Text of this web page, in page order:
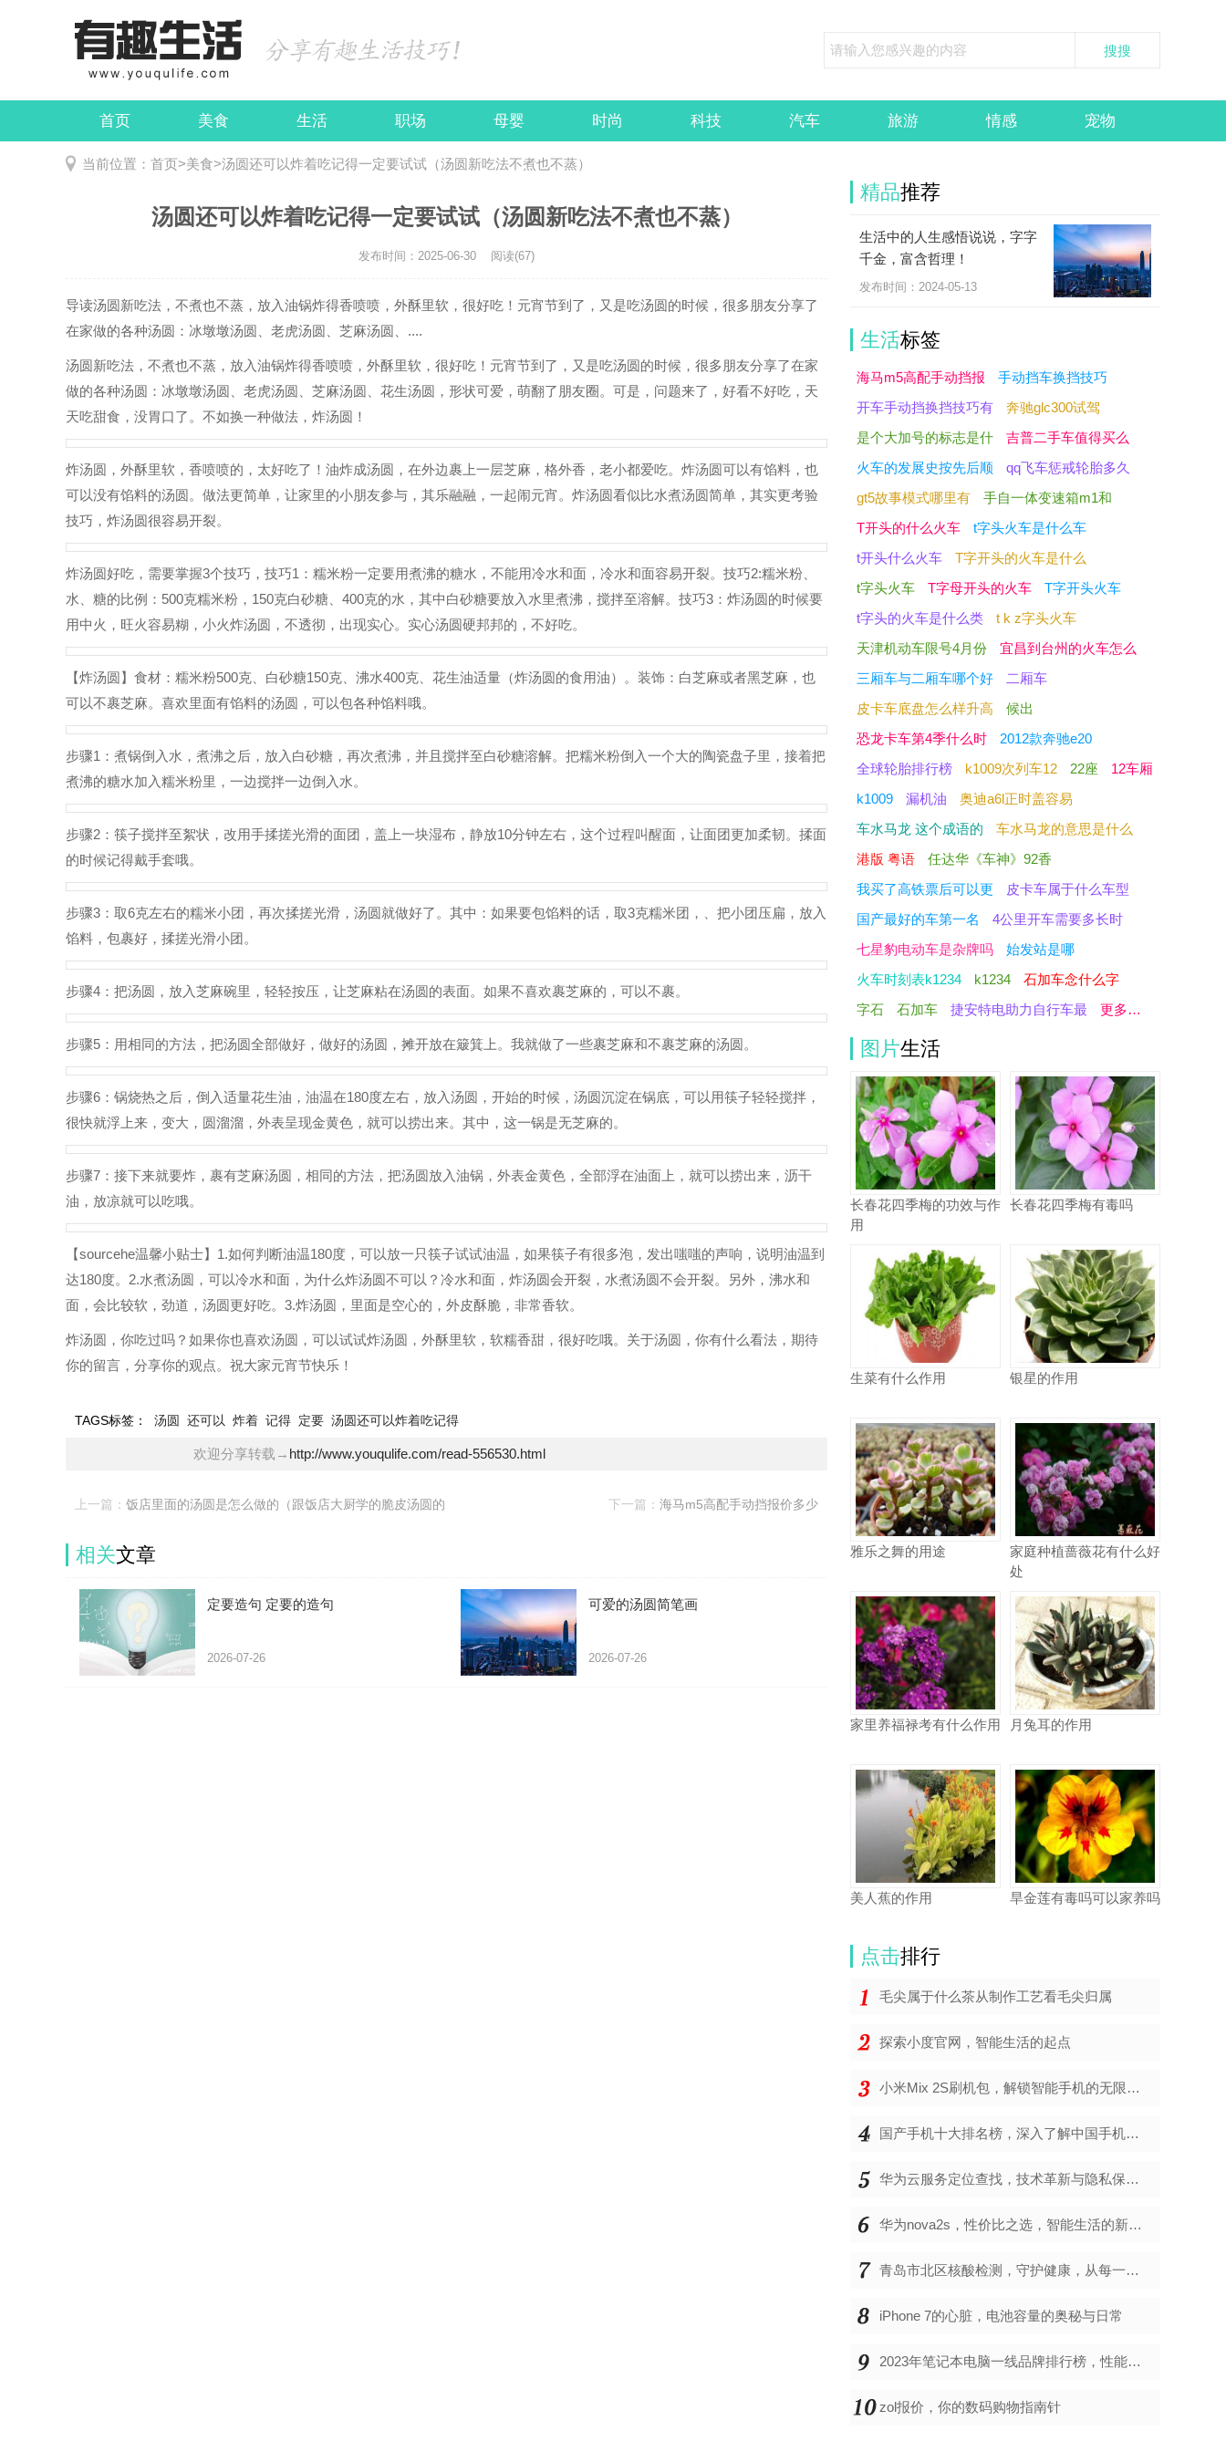
首页 美食 生活 职场 母婴 时尚 科技 汽车 旅游 情感 宠物
娱乐 民俗
当前位置： 首页>美食>汤圆还可以炸着吃记得一定要试试（汤圆新吃法不煮也不蒸）
汤圆还可以炸着吃记得一定要试试（汤圆新吃法不煮也不蒸）
发布时间：2025-06-30 阅读(67)
导读汤圆新吃法，不煮也不蒸，放入油锅炸得香喷喷，外酥里软，很好吃！元宵节到了，又是吃汤圆的时候，很多朋友分享了
在家做的各种汤圆：冰墩墩汤圆、老虎汤圆、芝麻汤圆、....
汤圆新吃法，不煮也不蒸，放入油锅炸得香喷喷，外酥里软，很好吃！元宵节到了，又是吃汤圆的时候，很多朋友分享了在家
做的各种汤圆：冰墩墩汤圆、老虎汤圆、芝麻汤圆、花生汤圆，形状可爱，萌翻了朋友圈。可是，问题来了，好看不好吃，天
天吃甜食，没胃口了。不如换一种做法，炸汤圆！
炸汤圆，外酥里软，香喷喷的，太好吃了！油炸成汤圆，在外边裹上一层芝麻，格外香，老小都爱吃。炸汤圆可以有馅料，也
可以没有馅料的汤圆。做法更简单，让家里的小朋友参与，其乐融融，一起闹元宵。炸汤圆看似比水煮汤圆简单，其实更考验
技巧，炸汤圆很容易开裂。
炸汤圆好吃，需要掌握3个技巧，技巧1：糯米粉一定要用煮沸的糖水，不能用冷水和面，冷水和面容易开裂。技巧2:糯米粉、
水、糖的比例：500克糯米粉，150克白砂糖、400克的水，其中白砂糖要放入水里煮沸，搅拌至溶解。技巧3：炸汤圆的时候要
用中火，旺火容易糊，小火炸汤圆，不透彻，出现实心。实心汤圆硬邦邦的，不好吃。
【炸汤圆】食材：糯米粉500克、白砂糖150克、沸水400克、花生油适量（炸汤圆的食用油）。装饰：白芝麻或者黑芝麻，也
可以不裹芝麻。喜欢里面有馅料的汤圆，可以包各种馅料哦。
步骤1：煮锅倒入水，煮沸之后，放入白砂糖，再次煮沸，并且搅拌至白砂糖溶解。把糯米粉倒入一个大的陶瓷盘子里，接着把
煮沸的糖水加入糯米粉里，一边搅拌一边倒入水。
步骤2：筷子搅拌至絮状，改用手揉搓光滑的面团，盖上一块湿布，静放10分钟左右，这个过程叫醒面，让面团更加柔韧。揉面
的时候记得戴手套哦。
步骤3：取6克左右的糯米小团，再次揉搓光滑，汤圆就做好了。其中：如果要包馅料的话，取3克糯米团，、把小团压扁，放入
馅料，包裹好，揉搓光滑小团。
步骤4：把汤圆，放入芝麻碗里，轻轻按压，让芝麻粘在汤圆的表面。如果不喜欢裹芝麻的，可以不裹。
步骤5：用相同的方法，把汤圆全部做好，做好的汤圆，摊开放在簸箕上。我就做了一些裹芝麻和不裹芝麻的汤圆。
步骤6：锅烧热之后，倒入适量花生油，油温在180度左右，放入汤圆，开始的时候，汤圆沉淀在锅底，可以用筷子轻轻搅拌，
很快就浮上来，变大，圆溜溜，外表呈现金黄色，就可以捞出来。其中，这一锅是无芝麻的。
步骤7：接下来就要炸，裹有芝麻汤圆，相同的方法，把汤圆放入油锅，外表金黄色，全部浮在油面上，就可以捞出来，沥干
油，放凉就可以吃哦。
【sourcehe温馨小贴士】1.如何判断油温180度，可以放一只筷子试试油温，如果筷子有很多泡，发出嗤嗤的声响，说明油温到
达180度。2.水煮汤圆，可以冷水和面，为什么炸汤圆不可以？冷水和面，炸汤圆会开裂，水煮汤圆不会开裂。另外，沸水和
面，会比较软，劲道，汤圆更好吃。3.炸汤圆，里面是空心的，外皮酥脆，非常香软。
炸汤圆，你吃过吗？如果你也喜欢汤圆，可以试试炸汤圆，外酥里软，软糯香甜，很好吃哦。关于汤圆，你有什么看法，期待
你的留言，分享你的观点。祝大家元宵节快乐！
TAGS标签： 汤圆 还可以 炸着 记得 定要 汤圆还可以炸着吃记得
欢迎分享转载→ http://www.youqulife.com/read-556530.html
上一篇： 饭店里面的汤圆是怎么做的（跟饭店大厨学的脆皮汤圆的
下一篇： 海马m5高配手动挡报价多少
相关文章
定要造句 定要的造句
2026-07-26
可爱的汤圆简笔画
2026-07-26
精品推荐
生活中的人生感悟说说，字字
千金，富含哲理！
发布时间：2024-05-13
生活标签
海马m5高配手动挡报
手动挡车换挡技巧
开车手动挡换挡技巧有
奔驰glc300试驾
是个大加号的标志是什
吉普二手车值得买么
火车的发展史按先后顺
qq飞车惩戒轮胎多久
gt5故事模式哪里有
手自一体变速箱m1和
T开头的什么火车
t字头火车是什么车
t开头什么火车
T字开头的火车是什么
t字头火车
T字母开头的火车
T字开头火车
t字头的火车是什么类
t k z字头火车
天津机动车限号4月份
宜昌到台州的火车怎么
三厢车与二厢车哪个好
二厢车
皮卡车底盘怎么样升高
候出
恐龙卡车第4季什么时
2012款奔驰e20
全球轮胎排行榜
k1009次列车12 22座
12车厢
k1009
漏机油
奥迪a6l正时盖容易
车水马龙 这个成语的
车水马龙的意思是什么
港版 粤语
任达华《车神》92香
我买了高铁票后可以更
皮卡车属于什么车型
国产最好的车第一名
4公里开车需要多长时
七星豹电动车是杂牌吗
始发站是哪
火车时刻表k1234
k1234
石加车念什么字
字石
石加车 捷安特电助力自行车最 更多…
图片生活
长春花四季梅的功效与作
用
长春花四季梅有毒吗
生菜有什么作用 银星的作用
雅乐之舞的用途
家庭种植蔷薇花有什么好
处
家里养福禄考有什么作用 月兔耳的作用
美人蕉的作用 旱金莲有毒吗可以家养吗
点击排行
毛尖属于什么茶从制作工艺看毛尖归属
探索小度官网，智能生活的起点
小米Mix 2S刷机包，解锁智能手机的无限可能
国产手机十大排名榜，深入了解中国手机市场的佼佼者
华为云服务定位查找，技术革新与隐私保护的双重奏
华为nova2s，性价比之选，智能生活的新伙伴
青岛市北区核酸检测，守护健康，从每一次检测开始
iPhone 7的心脏，电池容量的奥秘与日常
2023年笔记本电脑一线品牌排行榜，性能、创新与用户满意度的综合考量
zol报价，你的数码购物指南针